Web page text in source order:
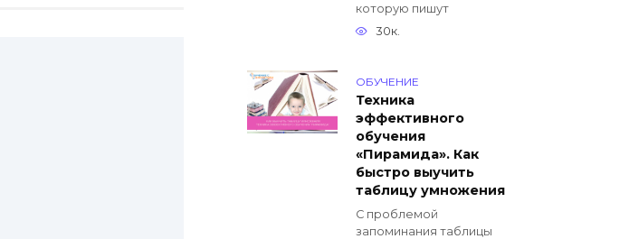
которую пишут
30к.
ОБУЧЕНИЕ
Техника
эффективного
обучения
«Пирамида». Как
быстро выучить
таблицу умножения
С проблемой
запоминания таблицы